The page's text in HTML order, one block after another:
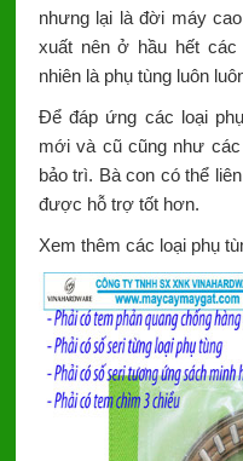
nhưng lại là đời máy
xuất nên ở hầu hết
nhiên là phụ tùng luôn
Để đáp ứng các loại
mới và cũ cũng như
bảo trì. Bà con có thể
được hỗ trợ tốt hơn.
Xem thêm các loại phụ